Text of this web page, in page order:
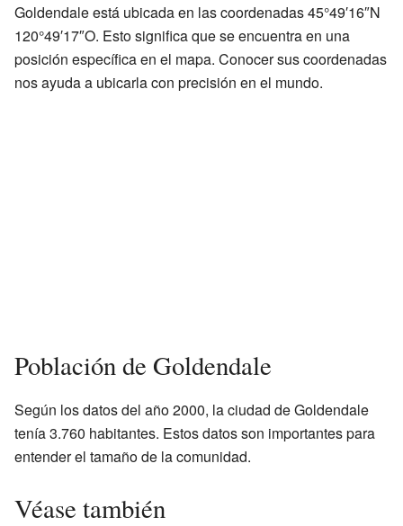
Goldendale está ubicada en las coordenadas 45°49′16″N
120°49′17″O. Esto significa que se encuentra en una
posición específica en el mapa. Conocer sus coordenadas
nos ayuda a ubicarla con precisión en el mundo.
Población de Goldendale
Según los datos del año 2000, la ciudad de Goldendale
tenía 3.760 habitantes. Estos datos son importantes para
entender el tamaño de la comunidad.
Véase también